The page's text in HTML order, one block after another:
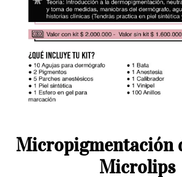
Micropigmentación
Microlips